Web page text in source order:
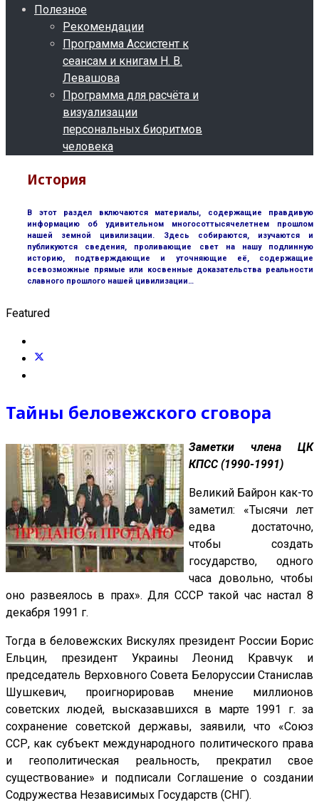
Полезное
Рекомендации
Программа Ассистент к
сеансам и книгам Н. В.
Левашова
Программа для расчёта и
визуализации
персональных биоритмов
человека
История
В этот раздел включаются материалы, содержащие правдивую
информацию об удивительном многосоттысячелетнем прошлом
нашей земной цивилизации. Здесь собираются, изучаются и
публикуются сведения, проливающие свет на нашу подлинную
историю, подтверждающие и уточняющие её, содержащие
всевозможные прямые или косвенные доказательства реальности
славного прошлого нашей цивилизации…
Featured
Тайны беловежского сговора
Заметки члена ЦК
КПСС (1990-1991)
Великий Байрон как-то
заметил: «Тысячи лет
едва достаточно,
чтобы создать
государство, одного
часа довольно, чтобы
оно развеялось в прах». Для СССР такой час настал 8
декабря 1991 г.
Тогда в беловежских Вискулях президент России Борис
Ельцин, президент Украины Леонид Кравчук и
председатель Верховного Совета Белоруссии Станислав
Шушкевич, проигнорировав мнение миллионов
советских людей, высказавшихся в марте 1991 г. за
сохранение советской державы, заявили, что «Союз
ССР, как субъект международного политического права
и геополитическая реальность, прекратил свое
существование» и подписали Соглашение о создании
Содружества Независимых Государств (СНГ).